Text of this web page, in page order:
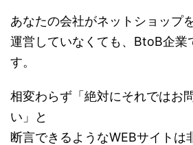
あなたの会社がネットショップ
運営していなくても、BtoB企業
す。
相変わらず「絶対にそれではお
い」と
断言できるようなWEBサイトは